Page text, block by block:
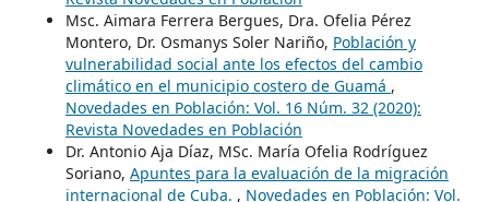
Msc. Aimara Ferrera Bergues, Dra. Ofelia Pérez
Montero, Dr. Osmanys Soler Nariño, Población y
vulnerabilidad social ante los efectos del cambio
climático en el municipio costero de Guamá ,
Novedades en Población: Vol. 16 Núm. 32 (2020):
Revista Novedades en Población
Dr. Antonio Aja Díaz, MSc. María Ofelia Rodríguez
Soriano, Apuntes para la evaluación de la migración
internacional de Cuba. , Novedades en Población: Vol.